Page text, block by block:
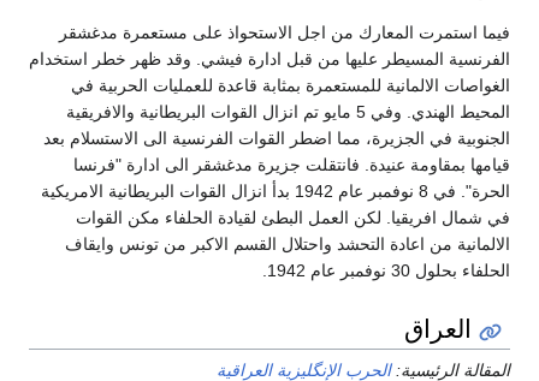
استمرت المعارك من اجل الاستحواذ على مستعمرة مدغشقر
المسيطر عليها من قبل ادارة فيشي. وقد ظهر خطر استخدام
الالمانية للمستعمرة بمثابة قاعدة للعمليات الحربية في
المحيط الهندي. وفي 5 مايو تم انزال القوات البريطانية والافريقية
في الجزيرة، مما اضطر القوات الفرنسية الى الاستسلام بعد
بمقاومة عنيدة. فانتقلت جزيرة مدغشقر الى ادارة "فرنسا
الحرة". في 8 نوفمبر عام 1942 بدأ انزال القوات البريطانية الامريكية
شمال افريقيا. لكن العمل البطئ لقيادة الحلفاء مكن القوات
من اعادة التحشد واحتلال القسم الاكبر من تونس وايقاف
بحلول 30 نوفمبر عام 1942.
العراق
الرئيسية:الحرب الإنگليزية العراقية